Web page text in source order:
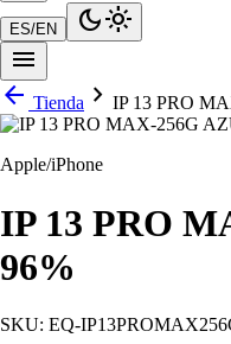
ES/EN dark_modelight_mode
menu
arrow_back Tienda chevron_right IP 13 PRO
Apple/iPhone
IP 13 PRO
96%
SKU: EQ-